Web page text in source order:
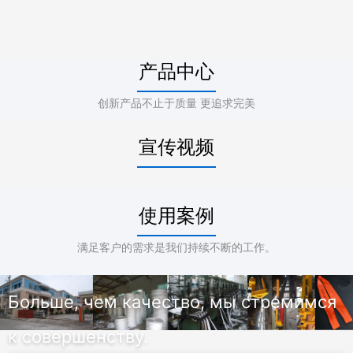
产品中心
创新产品不止于质量 更追求完美
宣传视频
使用案例
满足客户的需求是我们持续不断的工作。
Больше, чем качество, мы стремимся
к совершенству.